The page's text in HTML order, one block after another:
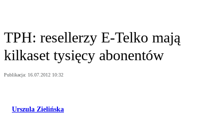
TPH: resellerzy E-Telko mają
kilkaset tysięcy abonentów
Publikacja: 16.07.2012 10:32
Urszula Zielińska